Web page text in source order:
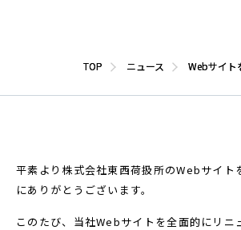
TOP ニュース Webサイト
平素より株式会社東西荷扱所のWebサイト
にありがとうございます。
このたび、当社Webサイトを全面的にリニ
TOP ニュース Webサイト